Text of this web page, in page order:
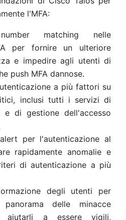
l'MFA:
matching nelle
per fornire un ulteriore
e impedire agli utenti di
push MFA dannose.
a più fattori su
inclusi tutti i servizi di
e di gestione dell'accesso
per l'autenticazione al
rapidamente anomalie e
di autenticazione a più
degli utenti per
delle minacce
aiutarli a essere vigili,